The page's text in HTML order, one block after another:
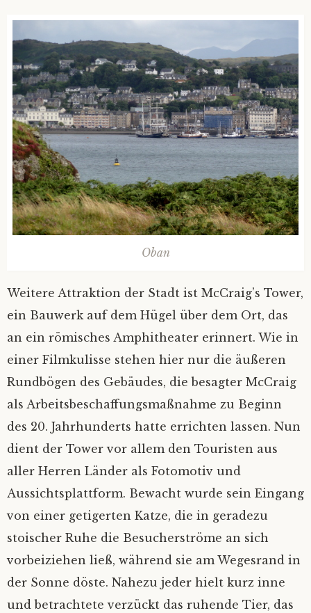
Oban
Weitere Attraktion der Stadt ist McCraig’s Tower,
ein Bauwerk auf dem Hügel über dem Ort, das
an ein römisches Amphitheater erinnert. Wie in
einer Filmkulisse stehen hier nur die äußeren
Rundbögen des Gebäudes, die besagter McCraig
als Arbeitsbeschaffungsmaßnahme zu Beginn
des 20. Jahrhunderts hatte errichten lassen. Nun
dient der Tower vor allem den Touristen aus
aller Herren Länder als Fotomotiv und
Aussichtsplattform. Bewacht wurde sein Eingang
von einer getigerten Katze, die in geradezu
stoischer Ruhe die Besucherströme an sich
vorbeiziehen ließ, während sie am Wegesrand in
der Sonne döste. Nahezu jeder hielt kurz inne
und betrachtete verzückt das ruhende Tier, das